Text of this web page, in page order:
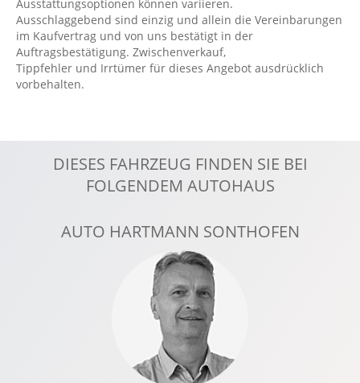
Gespannstabilisierung
Handyvorbereitung Bluetooth
Klimaautomatik, 2 Zonen
Lenksäule verstellbar
Lichtsensor
Multi-Funktions-Display
Nebelscheinwerfer
Reifenpannenset
Ausstattungsoptionen können variieren.
Ausschlaggebend sind einzig und allein die Vereinbarungen
im Kaufvertrag und von uns bestätigt in der
Auftragsbestätigung. Zwischenverkauf,
Tippfehler und Irrtümer für dieses Angebot ausdrücklich
vorbehalten.
DIESES FAHRZEUG FINDEN SIE BEI
FOLGENDEM AUTOHAUS
AUTO HARTMANN SONTHOFEN